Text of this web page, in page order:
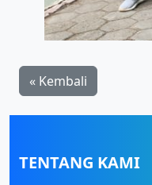
« Kembali
TENTANG KAMI